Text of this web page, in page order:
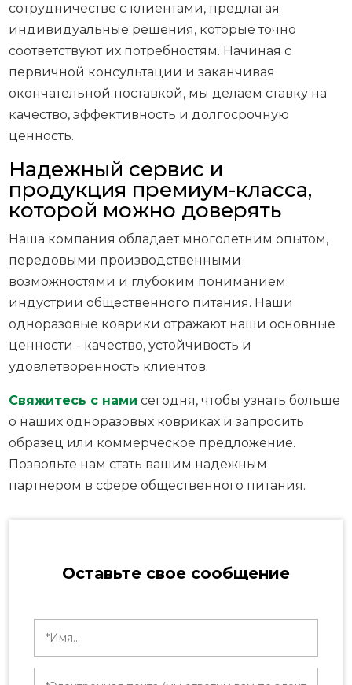
сотрудничестве с клиентами, предлагая
индивидуальные решения, которые точно
соответствуют их потребностям. Начиная с
первичной консультации и заканчивая
окончательной поставкой, мы делаем ставку на
качество, эффективность и долгосрочную
ценность.
Надежный сервис и
продукция премиум-класса,
которой можно доверять
Наша компания обладает многолетним опытом,
передовыми производственными
возможностями и глубоким пониманием
индустрии общественного питания. Наши
одноразовые коврики отражают наши основные
ценности - качество, устойчивость и
удовлетворенность клиентов.
Свяжитесь с нами сегодня, чтобы узнать больше
о наших одноразовых ковриках и запросить
образец или коммерческое предложение.
Позвольте нам стать вашим надежным
партнером в сфере общественного питания.
Оставьте свое сообщение